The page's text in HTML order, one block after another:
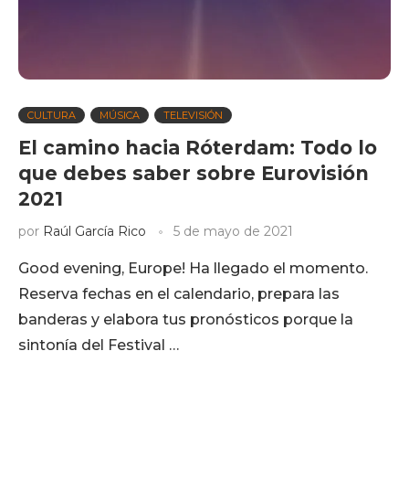
CULTURA MÚSICA TELEVISIÓN
El camino hacia Róterdam: Todo lo
que debes saber sobre Eurovisión
2021
por Raúl García Rico 5 de mayo de 2021
Good evening, Europe! Ha llegado el momento.
Reserva fechas en el calendario, prepara las
banderas y elabora tus pronósticos porque la
sintonía del Festival …